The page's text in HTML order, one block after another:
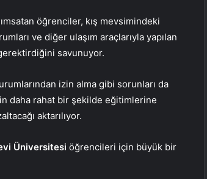
öğrenciler, kış mevsimindeki
ve diğer ulaşım araçlarıyla yapılan
gerektirdiğini savunuyor.
izin alma gibi sorunları da
daha rahat bir şekilde eğitimlerine
aktarılıyor.
Üniversitesi öğrencileri için büyük bir